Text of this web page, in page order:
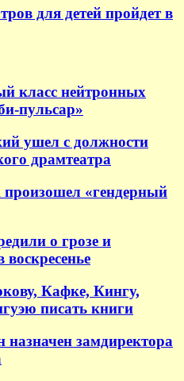
для детей пройдет в
класс нейтронных
пульсар»
ушел с должности
драмтеатра
«гендерный
о грозе и
Кафке, Кингу,
писать книги
замдиректора